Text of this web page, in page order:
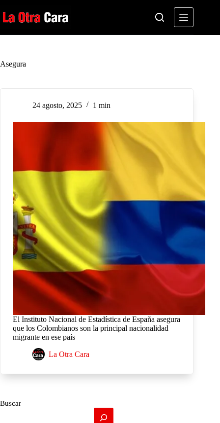
al
contenido
Asegura
24 agosto, 2025 1 min
El Instituto Nacional de Estadística de España asegura
que los Colombianos son la principal nacionalidad
migrante en ese país
La Otra Cara
Buscar